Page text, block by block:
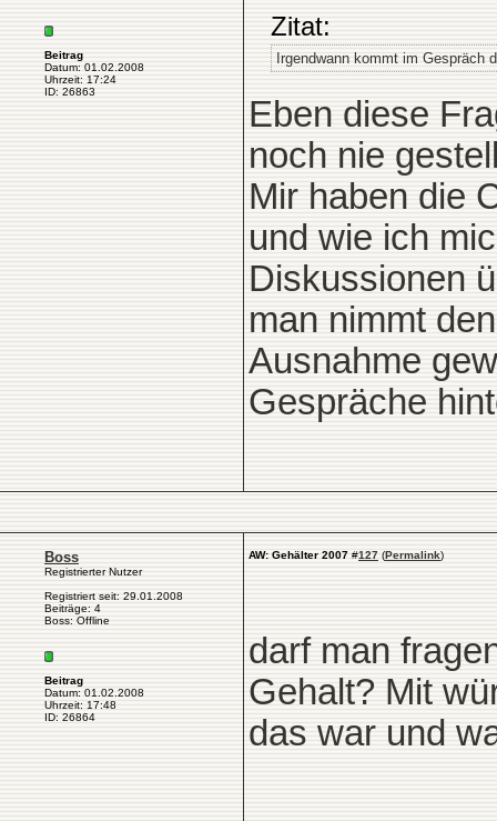
Beitrag
Datum: 01.02.2008
Uhrzeit: 17:24
ID: 26863
Zitat:
Irgendwann kommt im Gespräch
Eben diese
noch nie
Mir haben die
und wie ich
Diskussionen
man nimmt
Ausnahme
Gespräche
Boss
Registrierter Nutzer
Registriert seit: 29.01.2008
Beiträge: 4
Boss: Offline
Beitrag
Datum: 01.02.2008
Uhrzeit: 17:48
ID: 26864
AW: Gehälter 2007 #127 (Permalink)
darf man
Gehalt? Mit
das war und